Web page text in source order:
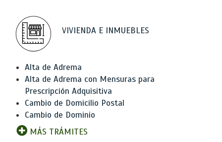
VIVIENDA E INMUEBLES
Alta de Adrema
Alta de Adrema con Mensuras para
Prescripción Adquisitiva
Cambio de Domicilio Postal
Cambio de Dominio
MÁS TRÁMITES